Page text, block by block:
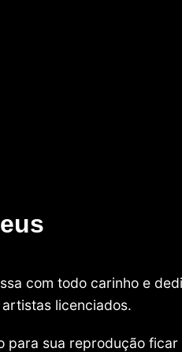
com todo carinho e
licenciados.
para sua reprodução ficar